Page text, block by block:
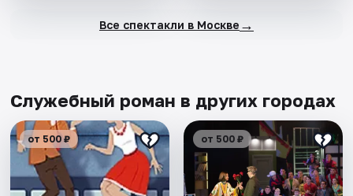
Все спектакли в Москве →
Служебный роман в других городах
от 500 ₽ от 500 ₽